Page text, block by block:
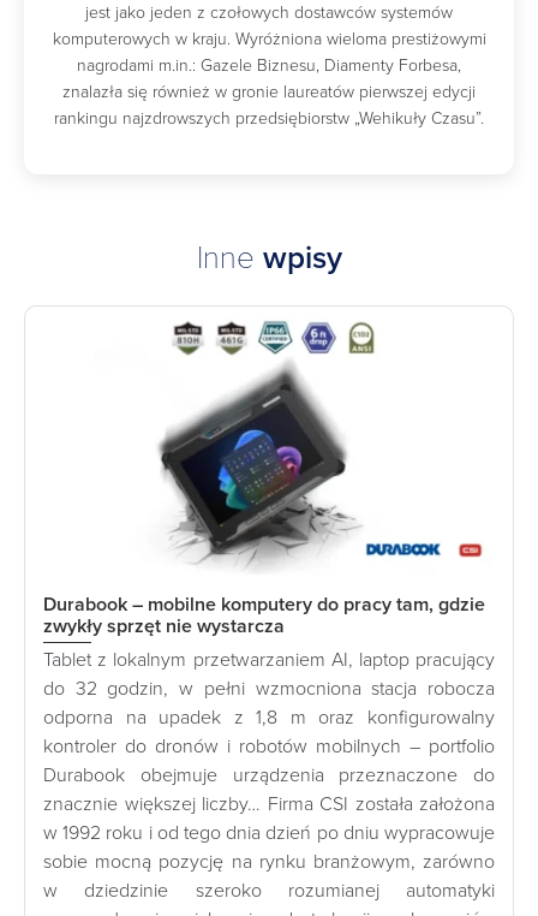
jest jako jeden z czołowych dostawców systemów
komputerowych w kraju. Wyróżniona wieloma prestiżowymi
nagrodami m.in.: Gazele Biznesu, Diamenty Forbesa,
znalazła się również w gronie laureatów pierwszej edycji
rankingu najzdrowszych przedsiębiorstw „Wehikuły Czasu”.
Inne wpisy
Durabook – mobilne komputery do pracy tam, gdzie
zwykły sprzęt nie wystarcza
Tablet z lokalnym przetwarzaniem AI, laptop pracujący
do 32 godzin, w pełni wzmocniona stacja robocza
odporna na upadek z 1,8 m oraz konfigurowalny
kontroler do dronów i robotów mobilnych – portfolio
Durabook obejmuje urządzenia przeznaczone do
znacznie większej liczby… Firma CSI została założona
w 1992 roku i od tego dnia dzień po dniu wypracowuje
sobie mocną pozycję na rynku branżowym, zarówno
w dziedzinie szeroko rozumianej automatyki